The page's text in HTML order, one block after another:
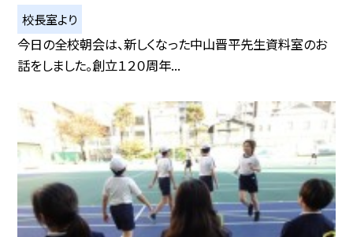
校長室より
今日の全校朝会は、新しくなった中山晋平先生資料室のお
話をしました。創立１２０周年...